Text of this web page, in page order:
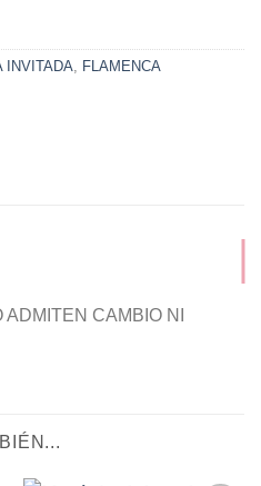
INVITADA FLAMENCA
CAMBIO NI